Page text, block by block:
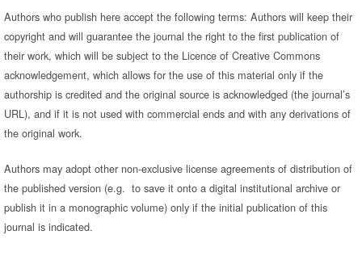
Authors who publish here accept the following terms: Authors will keep their
copyright and will guarantee the journal the right to the first publication of
their work, which will be subject to the Licence of Creative Commons
acknowledgement, which allows for the use of this material only if the
authorship is credited and the original source is acknowledged (the journal’s
URL), and if it is not used with commercial ends and with any derivations of
the original work.
Authors may adopt other non-exclusive license agreements of distribution of
the published version (e.g. to save it onto a digital institutional archive or
publish it in a monographic volume) only if the initial publication of this
journal is indicated.